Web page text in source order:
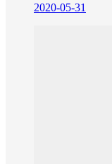
2020-05-31